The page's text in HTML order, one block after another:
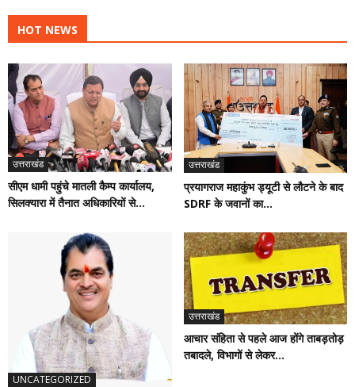
HOT NEWS
उत्तराखंड
सीएम धामी पहुंचे मातली कैम्प कार्यालय,
सिलक्यारा में तैनात अधिकारियों से...
उत्तराखंड
प्रयागराज महाकुंभ ड्यूटी से लौटने के बाद
SDRF के जवानों का...
UNCATEGORIZED
उत्तराखंड
आचार संहिता से पहले आज होंगे ताबड़तोड़
तबादले, विभागों से लेकर...